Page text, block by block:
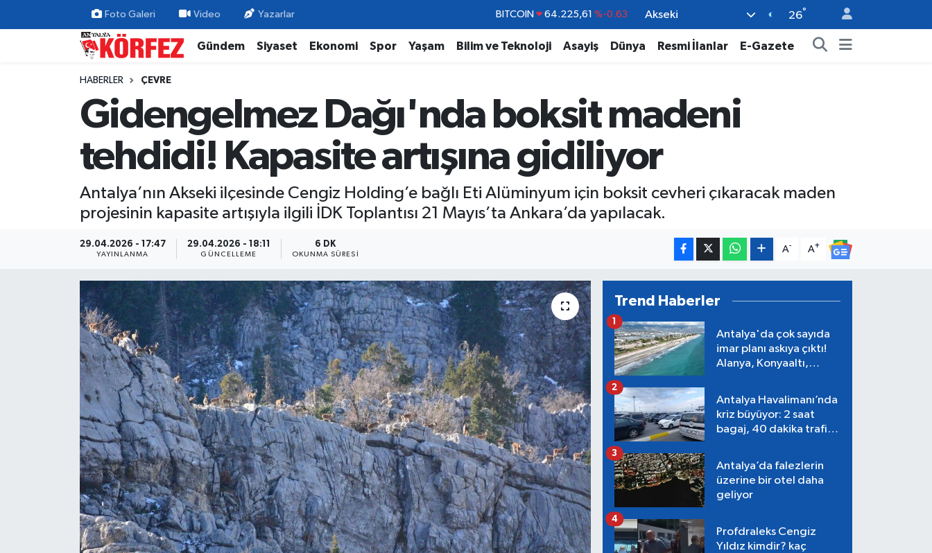
Foto Galeri Video Yazarlar DOLAR 47,7143 %0.16
EURO 55,0317 %-0.02
BİST100 13.799 %70
64.225,61 %-0.63
Akseki 26°
Gündem Siyaset Ekonomi Spor Yaşam Bilim ve Teknoloji Asayiş Dünya Resmi İlanlar E-Gazete
HABERLER ÇEVRE
Gidengelmez Dağı'nda boksit madeni
tehdidi! Kapasite artışına gidiliyor
Antalya’nın Akseki ilçesinde Cengiz Holding’e bağlı Eti Alüminyum için boksit cevheri çıkaracak maden
projesinin kapasite artışıyla ilgili İDK Toplantısı 21 Mayıs’ta Ankara’da yapılacak.
29.04.2026 - 17:47
YAYINLANMA
29.04.2026 - 18:11
GÜNCELLEME
6 DK
OKUNMA SÜRESI
A- A+
Trend Haberler
Antalya'da çok sayıda
imar planı askıya çıktı!
Alanya, Konyaaltı,
1
Antalya Havalimanı’nda
kriz büyüyor: 2 saat
bagaj, 40 dakika trafik,
2
Antalya’da falezlerin
üzerine bir otel daha
geliyor
3
Profdraleks Cengiz
Yıldız kimdir? kaç
4
Gündem
Yerel Yönetim
Ekonomi
Magazin
Kültür ve Sanat
Sivil Toplum
Nöbetçi Eczaneler
Trafik Durumu
Süper Lig Puan Durumu ve Fikstür
Tüm Manşetler